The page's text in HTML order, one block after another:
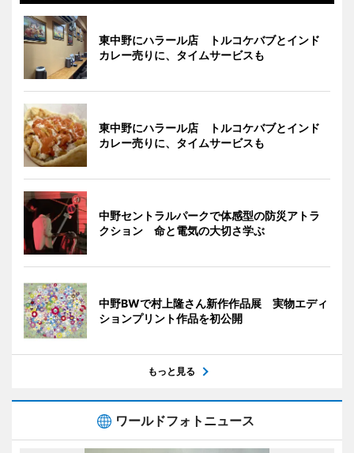
東中野にハラール店 トルコケバブとインド
カレー売りに、タイムサービスも
東中野にハラール店 トルコケバブとインド
カレー売りに、タイムサービスも
中野セントラルパークで体感型の防災アトラ
クション 命と電気の大切さ学ぶ
中野BWで村上隆さん新作作品展 実物エディ
ションプリント作品を初公開
もっと見る
ワールドフォトニュース